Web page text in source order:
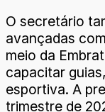
O secretário
avançadas
meio da
capacitar
esportiva. A
trimestre de